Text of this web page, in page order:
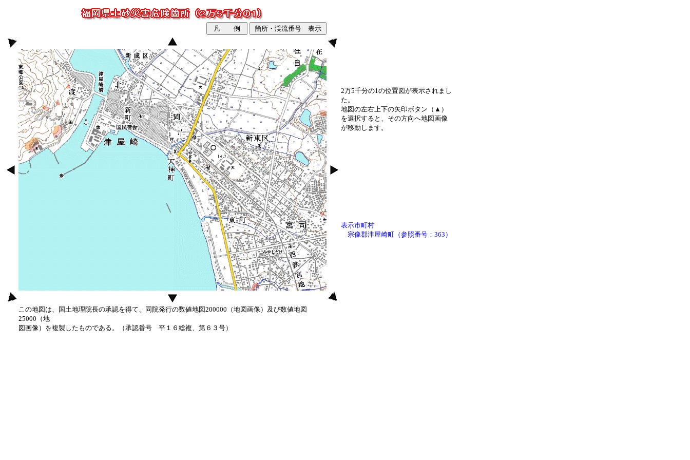
2万5千分の1の位置図が表示されまし
た。
地図の左右上下の矢印ボタン（▲）
を選択すると、その方向へ地図画像
が移動します。
表示市町村
宗像郡津屋崎町（参照番号：363）
この地図は、国土地理院長の承認を得て、同院発行の数値地図200000（地図画像）及び数値地図
25000（地
図画像）を複製したものである。（承認番号 平１６総複、第６３号）